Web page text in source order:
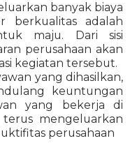
banyak biaya
berkualitas adalah
maju. Dari sisi
perusahaan akan
kegiatan tersebut.
yang dihasilkan,
keuntungan
yang bekerja di
mengeluarkan
perusahaan